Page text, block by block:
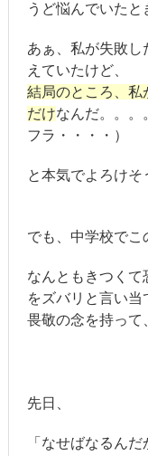
うど悩んでいたと
あぁ、私が失敗
えていたけど、
結局のところ、私
だけなんだ。。。
フラ・・・・）
と本気でよろけそ
でも、中学校でこ
なんともきつく
をズバリと言い当
畏敬の念を持って
先日、
「なせばなるん